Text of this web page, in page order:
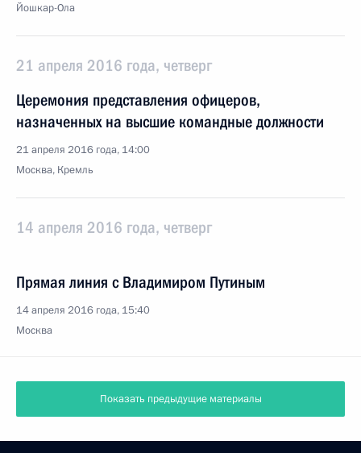
Йошкар-Ола
21 апреля 2016 года, четверг
Церемония представления офицеров,
назначенных на высшие командные должности
21 апреля 2016 года, 14:00
Москва, Кремль
14 апреля 2016 года, четверг
Прямая линия с Владимиром Путиным
14 апреля 2016 года, 15:40
Москва
Показать предыдущие материалы